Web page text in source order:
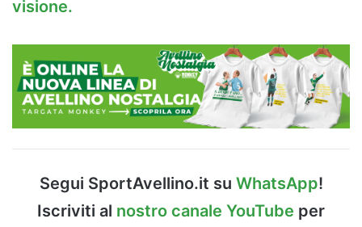
visione.
Segui SportAvellino.it su WhatsApp!
Iscriviti al nostro canale YouTube per